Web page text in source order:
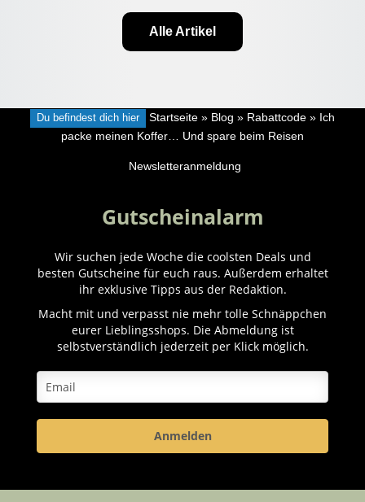
Alle Artikel
Du befindest dich hier Startseite » Blog » Rabattcode » Ich
packe meinen Koffer… Und spare beim Reisen
Newsletteranmeldung
Gutscheinalarm
Wir suchen jede Woche die coolsten Deals und
besten Gutscheine für euch raus. Außerdem erhaltet
ihr exklusive Tipps aus der Redaktion.
Macht mit und verpasst nie mehr tolle Schnäppchen
eurer Lieblingsshops. Die Abmeldung ist
selbstverständlich jederzeit per Klick möglich.
Anmelden